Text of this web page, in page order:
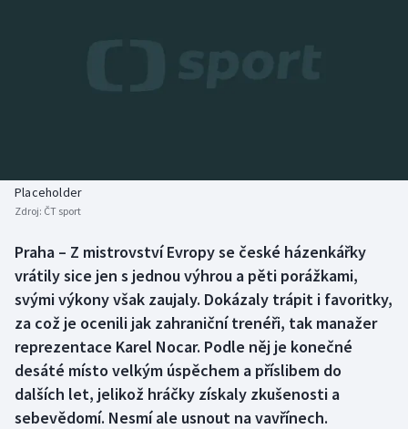
Biatlon
Box
Curling
Dostihy
Florbal
Aplikace ČT sport
Placeholder
Zdroj: ČT sport
Praha – Z mistrovství Evropy se české házenkářky
vrátily sice jen s jednou výhrou a pěti porážkami,
svými výkony však zaujaly. Dokázaly trápit i favoritky,
za což je ocenili jak zahraniční trenéři, tak manažer
reprezentace Karel Nocar. Podle něj je konečné
desáté místo velkým úspěchem a příslibem do
dalších let, jelikož hráčky získaly zkušenosti a
sebevědomí. Nesmí ale usnout na vavřínech.